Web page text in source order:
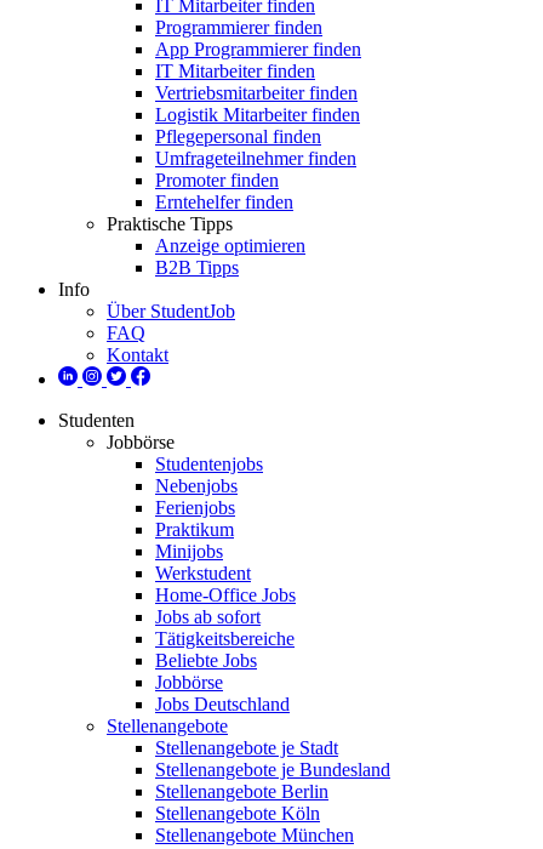
IT Mitarbeiter finden
Programmierer finden
App Programmierer finden
IT Mitarbeiter finden
Vertriebsmitarbeiter finden
Logistik Mitarbeiter finden
Pflegepersonal finden
Umfrageteilnehmer finden
Promoter finden
Erntehelfer finden
Praktische Tipps
Anzeige optimieren
B2B Tipps
Info
Über StudentJob
FAQ
Kontakt
Studenten
Jobbörse
Studentenjobs
Nebenjobs
Ferienjobs
Praktikum
Minijobs
Werkstudent
Home-Office Jobs
Jobs ab sofort
Tätigkeitsbereiche
Beliebte Jobs
Jobbörse
Jobs Deutschland
Stellenangebote
Stellenangebote je Stadt
Stellenangebote je Bundesland
Stellenangebote Berlin
Stellenangebote Köln
Stellenangebote München